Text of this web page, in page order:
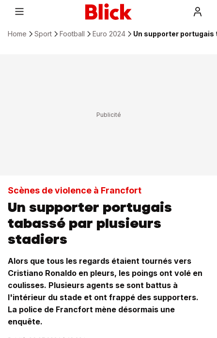
Home Sport Football Euro 2024 Un supporter
Scènes de violence à Francfort
Un supporter portugais
tabassé par plusieurs
stadiers
Alors que tous les regards étaient tournés vers
Cristiano Ronaldo en pleurs, les poings ont volé en
coulisses. Plusieurs agents se sont battus à
l'intérieur du stade et ont frappé des supporters.
La police de Francfort mène désormais une
enquête.